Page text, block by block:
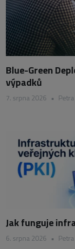
Blue-Green
výpadků
7. srpna 2026 •
Jak funguje
6. srpna 2026 •